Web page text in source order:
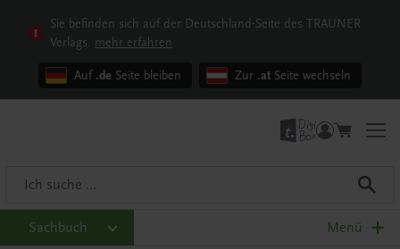
Sie befinden sich auf der Deutschland-Seite des TRAUNER
Verlags. mehr erfahren
Auf .de Seite bleiben Zur .at Seite wechseln
Sachbuch Menü